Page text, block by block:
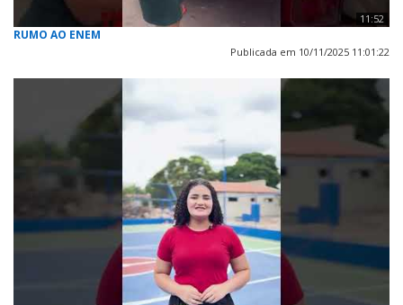
11:52
RUMO AO ENEM
Publicada em 10/11/2025 11:01:22